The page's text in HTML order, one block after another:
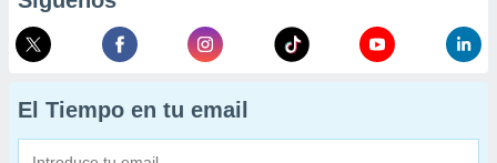
El Tiempo en tu email